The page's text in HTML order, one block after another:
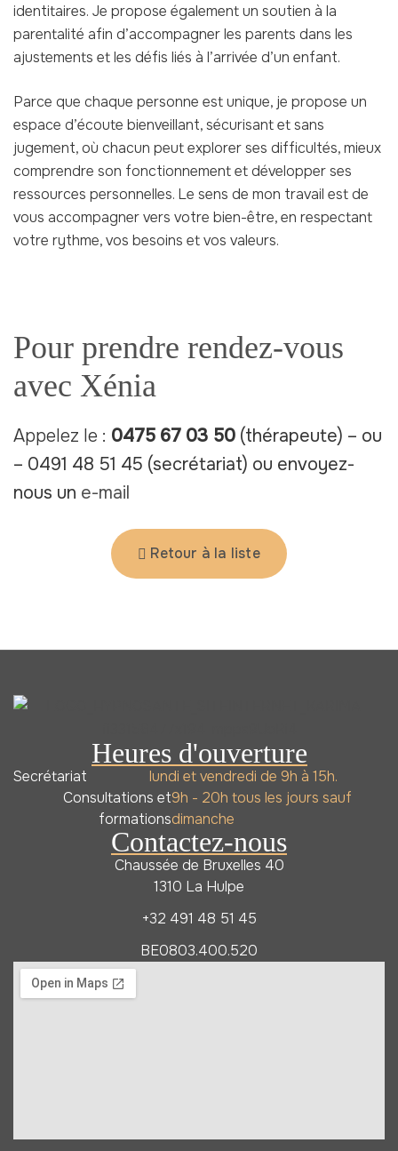
identitaires. Je propose également un soutien à la
parentalité afin d’accompagner les parents dans les
ajustements et les défis liés à l’arrivée d’un enfant.
Parce que chaque personne est unique, je propose un
espace d’écoute bienveillant, sécurisant et sans
jugement, où chacun peut explorer ses difficultés, mieux
comprendre son fonctionnement et développer ses
ressources personnelles. Le sens de mon travail est de
vous accompagner vers votre bien-être, en respectant
votre rythme, vos besoins et vos valeurs.
Pour prendre rendez-vous
avec Xénia
Appelez le : 0475 67 03 50 (thérapeute) – ou
– 0491 48 51 45 (secrétariat) ou envoyez-
nous un e-mail
Retour à la liste
Contactez-nous
Chaussée de Bruxelles 40
1310 La Hulpe
+32 491 48 51 45
BE0803.400.520
Heures d'ouverture
Secrétariat
lundi et vendredi de 9h à 15h.
Consultations et
formations
9h - 20h tous les jours sauf
dimanche